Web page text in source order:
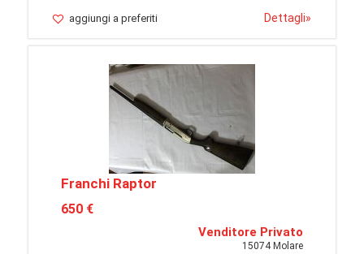
aggiungi a preferiti Dettagli»
Franchi Raptor
650 €
Venditore Privato
15074 Molare